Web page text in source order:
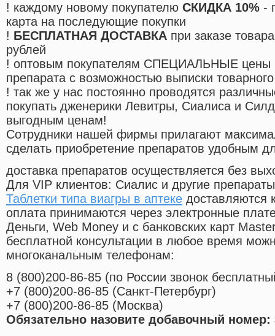
! каждому новому покупателю СКИДКА 10% -
карта на последующие покупки
! БЕСПЛАТНАЯ ДОСТАВКА при заказе
рублей
! оптовым покупателям СПЕЦИАЛЬНЫЕ цены
препарата с возможностью выписки
! так же у нас постоянно проводятся
покупать дженерики Левитры, Сиалиса и
выгодным ценам!
Cотрудники нашей фирмы прилагают
сделать приобретение препаратов удобным
доставка препаратов осуществляется без
Для VIP клиентов: Сиалис и другие
Таблетки типа виагры в аптеке доставляются
оплата принимаются через электронные
Деньги, Web Money и с банковских карт
бесплатной консультации в любое время
многоканальным телефонам:
8 (800)200-86-85 (по России звонок
+7 (800)200-86-85 (Санкт-Петербург)
+7 (800)200-86-85 (Москва)
Обязательно назовите добавочный номер: